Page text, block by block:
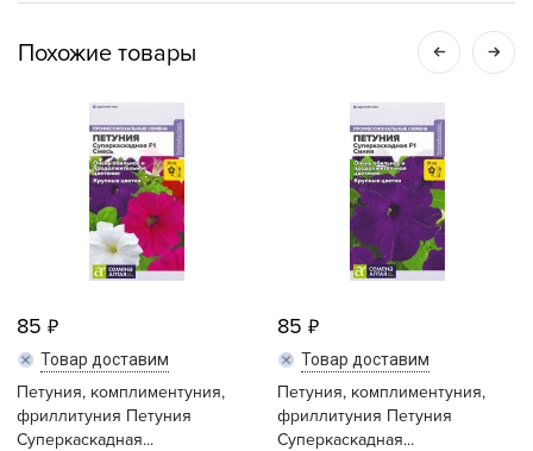
Похожие товары
85
Товар доставим
Петуния, комплиментуния,
фриллитуния Петуния
Суперкаскадная...
85
Товар доставим
Петуния, комплиментуния,
фриллитуния Петуния
Суперкаскадная...